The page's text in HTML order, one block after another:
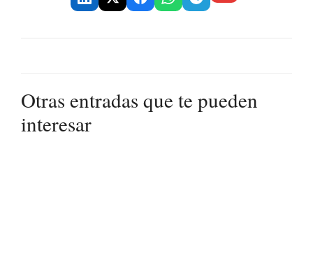
Otras entradas que te pueden
interesar